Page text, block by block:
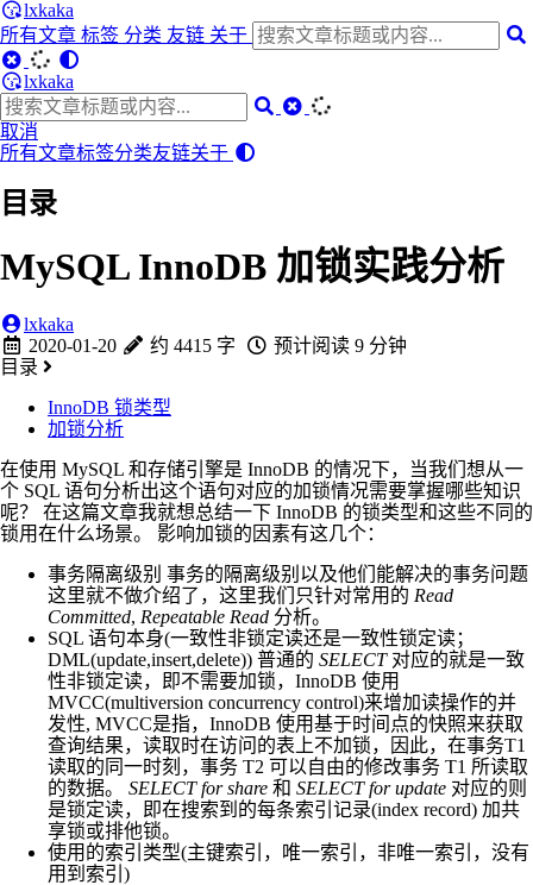
lxkaka
所有文章 标签 分类 友链 关于
lxkaka
取消
所有文章标签分类友链关于
目录
MySQL InnoDB 加锁实践分析
lxkaka
2020-01-20
约 4415 字
预计阅读 9 分钟
目录
InnoDB 锁类型
加锁分析
在使用 MySQL 和存储引擎是 InnoDB 的情况下，当我们想从一
个 SQL 语句分析出这个语句对应的加锁情况需要掌握哪些知识
呢？ 在这篇文章我就想总结一下 InnoDB 的锁类型和这些不同的
锁用在什么场景。 影响加锁的因素有这几个：
事务隔离级别 事务的隔离级别以及他们能解决的事务问题
这里就不做介绍了，这里我们只针对常用的 Read
Committed, Repeatable Read 分析。
SQL 语句本身(一致性非锁定读还是一致性锁定读；
DML(update,insert,delete)) 普通的 SELECT对应的就是一致
性非锁定读，即不需要加锁，InnoDB 使用
MVCC(multiversion concurrency control)来增加读操作的并
发性, MVCC是指，InnoDB 使用基于时间点的快照来获取
查询结果，读取时在访问的表上不加锁，因此，在事务T1
读取的同一时刻，事务 T2 可以自由的修改事务 T1 所读取
的数据。 SELECT for share 和 SELECT for update 对应的则
是锁定读，即在搜索到的每条索引记录(index record) 加共
享锁或排他锁。
使用的索引类型(主键索引，唯一索引，非唯一索引，没有
用到索引)